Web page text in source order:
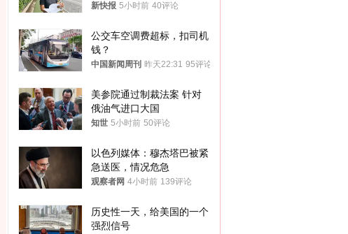
新快报 5小时前 40评论
公交车空调费超标，扣司机
钱？
中国新闻周刊 昨天22:31 95评论
美参院通过制裁法案 针对
俄油气进口大国
知世 5小时前 50评论
以色列媒体：穆杰塔巴被紧
急送医，情况危急
观察者网 4小时前 139评论
历史性一天，给美国的一个
强烈信号